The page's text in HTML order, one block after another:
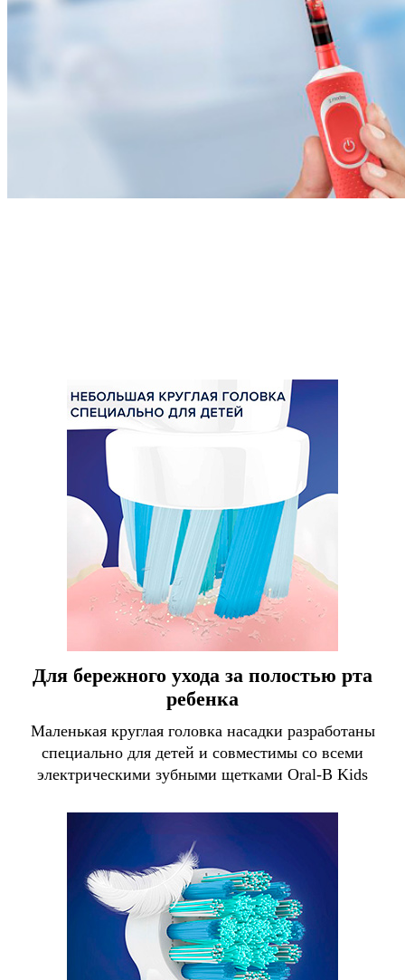
Для бережного ухода за полостью рта
ребенка
Маленькая круглая головка насадки разработаны
специально для детей и совместимы со всеми
электрическими зубными щетками Oral-B Kids